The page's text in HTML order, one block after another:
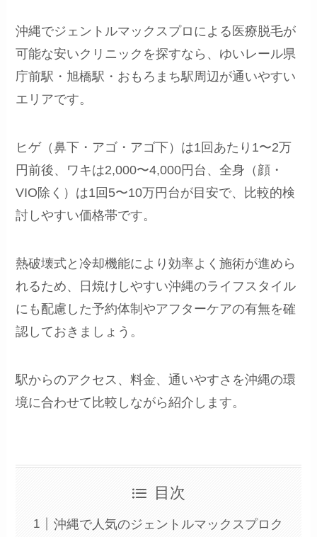
沖縄でジェントルマックスプロによる医療脱毛が
可能な安いクリニックを探すなら、ゆいレール県
庁前駅・旭橋駅・おもろまち駅周辺が通いやすい
エリアです。
ヒゲ（鼻下・アゴ・アゴ下）は1回あたり1〜2万
円前後、ワキは2,000〜4,000円台、全身（顔・
VIO除く）は1回5〜10万円台が目安で、比較的検
討しやすい価格帯です。
熱破壊式と冷却機能により効率よく施術が進めら
れるため、日焼けしやすい沖縄のライフスタイル
にも配慮した予約体制やアフターケアの有無を確
認しておきましょう。
駅からのアクセス、料金、通いやすさを沖縄の環
境に合わせて比較しながら紹介します。
目次
沖縄で人気のジェントルマックスプロク